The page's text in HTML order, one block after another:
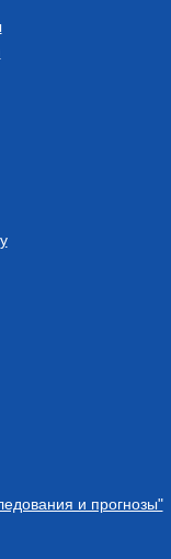
и прогнозы"